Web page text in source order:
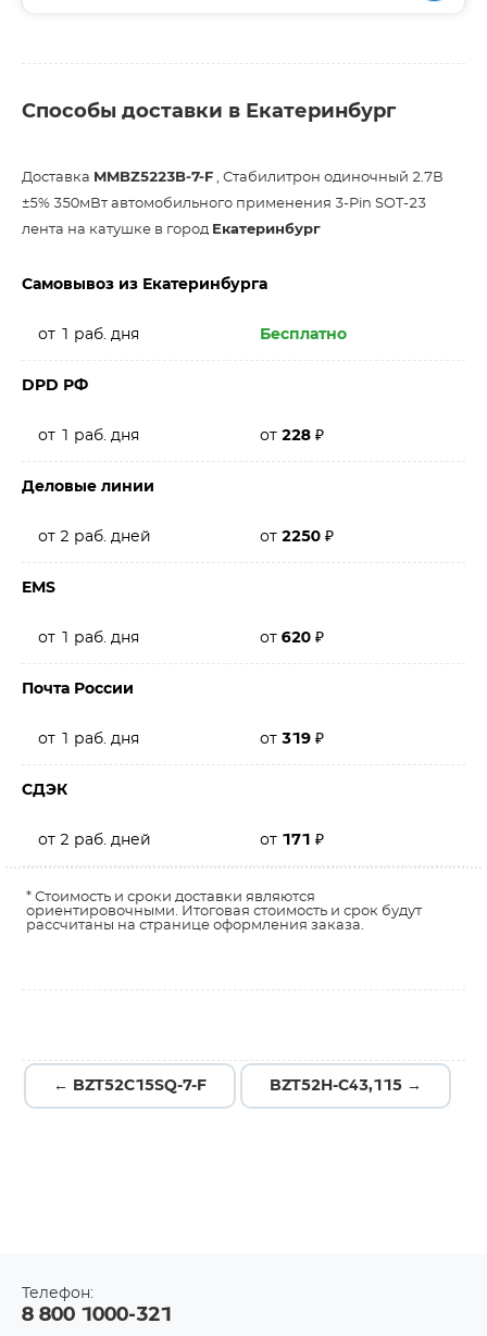
Способы доставки в Екатеринбург
Доставка MMBZ5223B-7-F , Стабилитрон одиночный 2.7В
±5% 350мВт автомобильного применения 3-Pin SOT-23
лента на катушке в город Екатеринбург
Самовывоз из Екатеринбурга
от 1 раб. дня Бесплатно
DPD РФ
от 1 раб. дня от 228 ₽
Деловые линии
от 2 раб. дней от 2250 ₽
EMS
от 1 раб. дня от 620 ₽
Почта России
от 1 раб. дня от 319 ₽
СДЭК
от 2 раб. дней от 171 ₽
* Стоимость и сроки доставки являются
ориентировочными. Итоговая стоимость и срок будут
рассчитаны на странице оформления заказа.
← BZT52C15SQ-7-F BZT52H-C43,115 →
Телефон:
8 800 1000-321